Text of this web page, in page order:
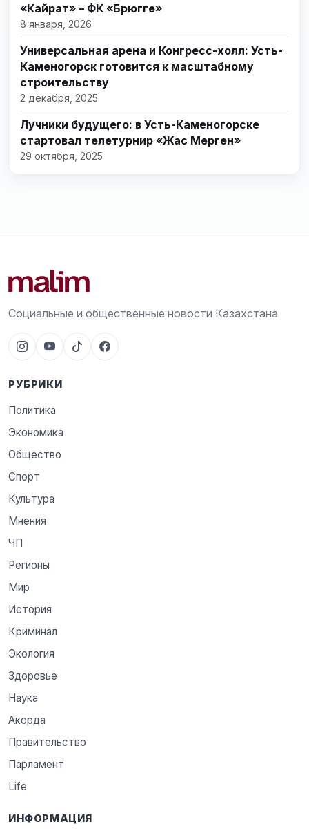
«Кайрат» – ФК «Брюгге»
8 января, 2026
Универсальная арена и Конгресс-холл: Усть-
Каменогорск готовится к масштабному
строительству
2 декабря, 2025
Лучники будущего: в Усть-Каменогорске
стартовал телетурнир «Жас Мерген»
29 октября, 2025
Социальные и общественные новости Казахстана
РУБРИКИ
Политика
Экономика
Общество
Спорт
Культура
Мнения
ЧП
Регионы
Мир
История
Криминал
Экология
Здоровье
Наука
Акорда
Правительство
Парламент
Life
ИНФОРМАЦИЯ